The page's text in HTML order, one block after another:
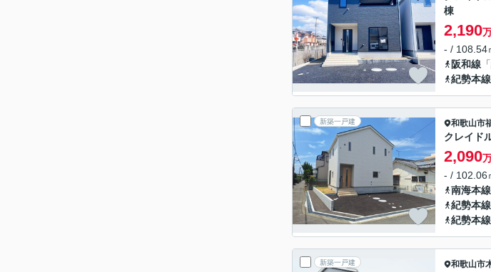
棟
2,190
- / 108.54
阪和線 「
紀勢本線
新築一戸建 和歌山市
クレイド
2,090
- / 102.06
南海本線
紀勢本線
紀勢本線
新築一戸建 和歌山市